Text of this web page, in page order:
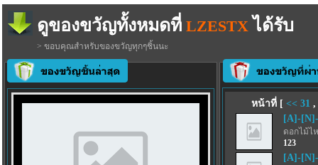
ดูของขวัญทั้งหมดที่ LZESTX ได้รับ
> ขอบคุณสำหรับของขวัญทุกๆชิ้นนะ
หน้าที่ [ << 31 ,
[A]-
ดอกไม้ไ
123
[A]-